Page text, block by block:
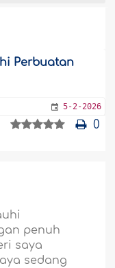
Perbuatan
5-2-2026
0
penuh
saya
sedang